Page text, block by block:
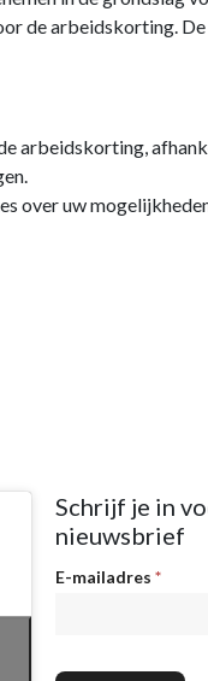
de arbeidskorting. De
arbeidskorting,
over uw
Schrijf je in
nieuwsbrief
Nieuwsbrief
E-mailadres *